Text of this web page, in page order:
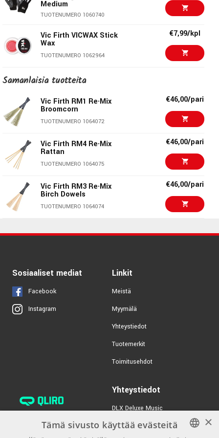
Vic sanoi, "Se syntyi tarpeesta, ei kuvitelmista tai kyvystäni
perustaa firma." Vaikka kapulat oli alunperin tarkoitettu
hänen oppilaidensa keskuudessa ja viimein ne päätyivät
musiikkiliikkeiden valikoimiin.
TUOTENUMERO 1062942
Vic Firth VICWAX Stick
TUOTENUMERO 1062964
€7,99/kpl
Balbex G5A Germany
TUOTENUMERO 1053212
€11,90/pari
Zildjian 5A Black
Hickory - Wood Tip
TUOTENUMERO 1070442
€15,90/pari
Vic Firth 5BCO Chop-
Out Practice Stick 5B
TUOTENUMERO 1064253
€16,10/pari
Medium
TUOTENUMERO 1060740
Vic Firth VICWAX Stick
Wax
TUOTENUMERO 1062964
€7,99/kpl
Samanlaisia ​​tuotteita
Vic Firth RM1 Re·Mix
Broomcorn
TUOTENUMERO 1064072
€46,00/pari
Vic Firth RM4 Re·Mix
Rattan
TUOTENUMERO 1064075
€46,00/pari
Vic Firth RM3 Re·Mix
Birch Dowels
TUOTENUMERO 1064074
€46,00/pari
Sosiaaliset mediat
Facebook
Instagram
Linkit
Meistä
Myymälä
Yhteystiedot
Tuotemerkit
Toimitusehdot
Yhteystiedot
DLX Deluxe Music
verkkokaupan asiakaspalvelu:
tilaus@dlxmusic.fi
×
Tämä sivusto käyttää evästeitä